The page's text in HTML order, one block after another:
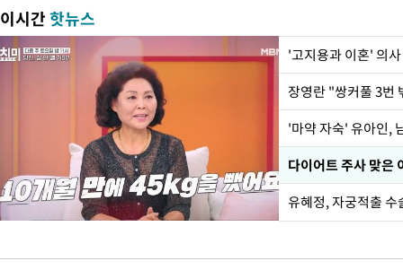
이시간핫뉴스
'고지용과 이혼' 의
'마약 자숙' 유아인,
유혜정, 자궁적출